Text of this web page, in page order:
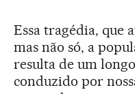
Essa tragédia, que
mas não só, a
resulta de um
conduzido por